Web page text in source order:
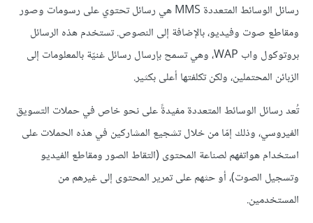
رسائل الوسائط المتعددة MMS هي رسائل تحتوي على رسومات وصور
ومقاطع صوت وفيديو، بالإضافة إلى النصوص. تستخدم هذه الرسائل
بروتوكول واب WAP، وهي تسمح بإرسال رسائل غنيّة بالمعلومات إلى
الزبائن المحتملين، ولكن تكلفتها أعلى بكثير.
تُعد رسائل الوسائط المتعددة مفيدةً على نحو خاص في حملات التسويق
الفيروسي، وذلك إمّا من خلال تشجيع المشاركين في هذه الحملات على
استخدام هواتفهم لصناعة المحتوى (التقاط الصور ومقاطع الفيديو
وتسجيل الصوت)، أو حثهم على تمرير المحتوى إلى غيرهم من
المستخدمين.